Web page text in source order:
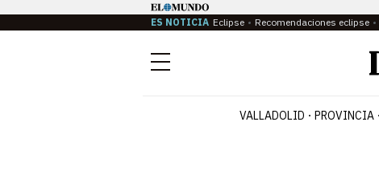
ES NOTICIA Eclipse Recomendaciones eclipse
Menú
VALLADOLID PROVINCIA